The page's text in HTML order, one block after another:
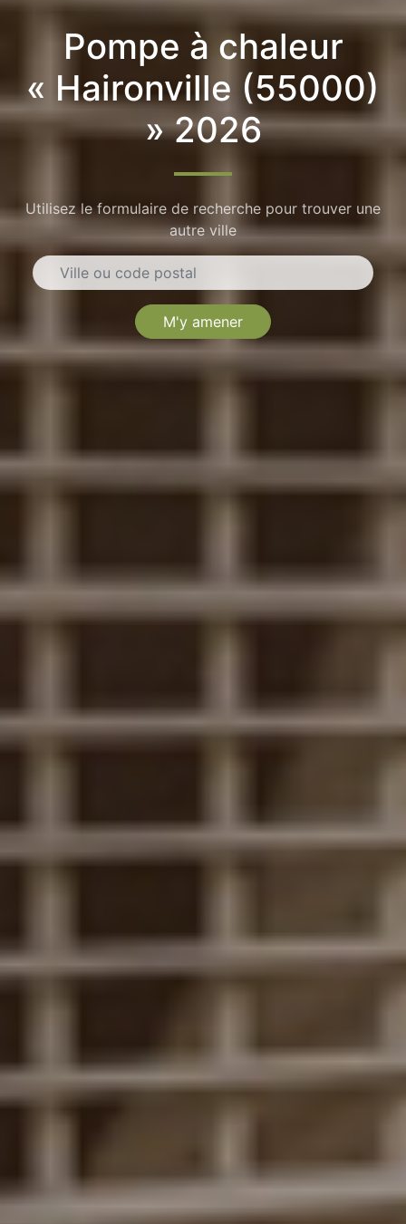
Pompe à chaleur
« Haironville (55000)
» 2026
Utilisez le formulaire de recherche pour trouver une
autre ville
M'y amener